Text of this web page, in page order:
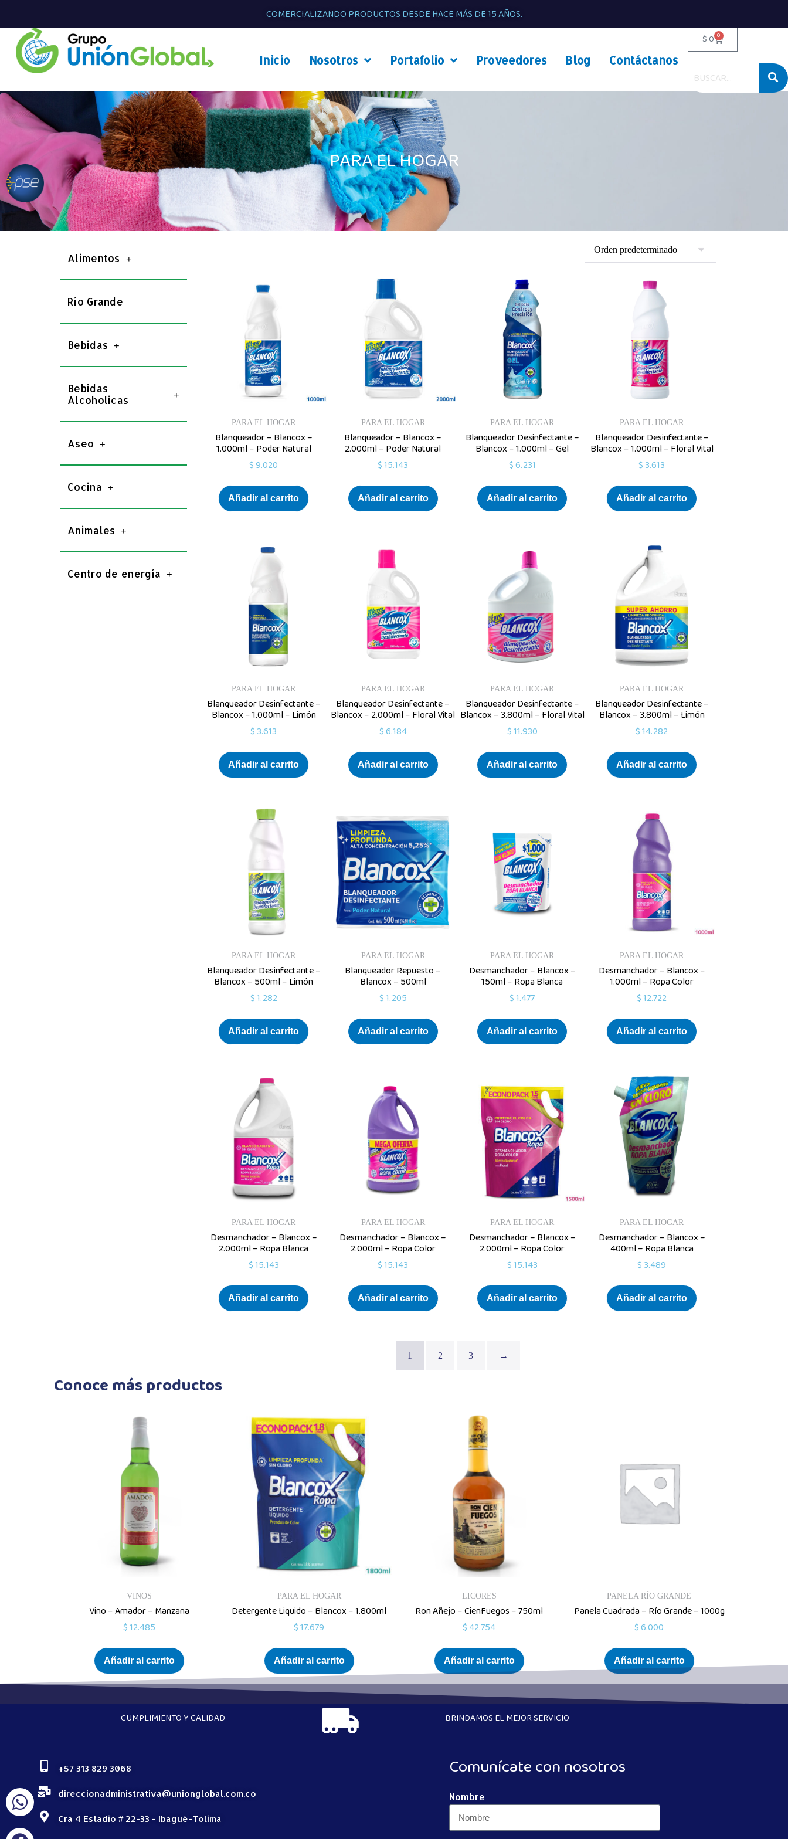
COMERCIALIZANDO PRODUCTOS DESDE HACE MÁS DE 15 AÑOS.
Inicio Nosotros Portafolio Proveedores Blog Contáctanos
$0 0
PARA EL HOGAR
PARA EL HOGAR
Alimentos
Río Grande
Bebidas
Bebidas
Alcoholicas
Aseo
Cocina
Animales
Centro de energía
PARA EL HOGAR
Blanqueador – Blancox –
1.000ml – Poder Natural
$9.020
Añadir al carrito
PARA EL HOGAR
Blanqueador – Blancox –
2.000ml – Poder Natural
$15.143
Añadir al carrito
PARA EL HOGAR
Blanqueador Desinfectante –
Blancox – 1.000ml – Gel
$6.231
Añadir al carrito
PARA EL HOGAR
Blanqueador Desinfectante –
Blancox – 1.000ml – Floral Vital
$ 3.613
Añadir al carrito
PARA EL HOGAR
Blanqueador Desinfectante –
Blancox – 1.000ml – Limón
$ 3.613
Añadir al carrito
PARA EL HOGAR
Blanqueador Desinfectante –
Blancox – 2.000ml – Floral Vital
$6.184
Añadir al carrito
PARA EL HOGAR
Blanqueador Desinfectante –
Blancox – 3.800ml – Floral Vital
$11.930
Añadir al carrito
PARA EL HOGAR
Blanqueador Desinfectante –
Blancox – 3.800ml – Limón
$14.282
Añadir al carrito
PARA EL HOGAR
Blanqueador Desinfectante –
Blancox – 500ml – Limón
$1.282
Añadir al carrito
PARA EL HOGAR
Blanqueador Repuesto –
Blancox – 500ml
$1.205
Añadir al carrito
PARA EL HOGAR
Desmanchador – Blancox –
150ml – Ropa Blanca
$1.477
Añadir al carrito
PARA EL HOGAR
Desmanchador – Blancox –
1.000ml – Ropa Color
$12.722
Añadir al carrito
PARA EL HOGAR
Desmanchador – Blancox –
2.000ml – Ropa Blanca
$15.143
Añadir al carrito
PARA EL HOGAR
Desmanchador – Blancox –
2.000ml – Ropa Color
$15.143
Añadir al carrito
PARA EL HOGAR
Desmanchador – Blancox –
2.000ml – Ropa Color
$15.143
Añadir al carrito
PARA EL HOGAR
Desmanchador – Blancox –
400ml – Ropa Blanca
$ 3.489
Añadir al carrito
1 2 3 →
Conoce más productos
VINOS
Vino – Amador – Manzana
$12.485
Añadir al carrito
PARA EL HOGAR
Detergente Liquido – Blancox – 1.800ml
$17.679
Añadir al carrito
LICORES
Ron Añejo – CienFuegos – 750ml
$42.754
Añadir al carrito
PANELA RÍO GRANDE
Panela Cuadrada – Río Grande – 1000g
$6.000
Añadir al carrito
CUMPLIMIENTO Y CALIDAD BRINDAMOS EL MEJOR SERVICIO
+57 313 829 3068
direccionadministrativa@unionglobal.com.co
Cra 4 Estadio # 22-33 - Ibagué-Tolima
Comunícate con nosotros
Nombre